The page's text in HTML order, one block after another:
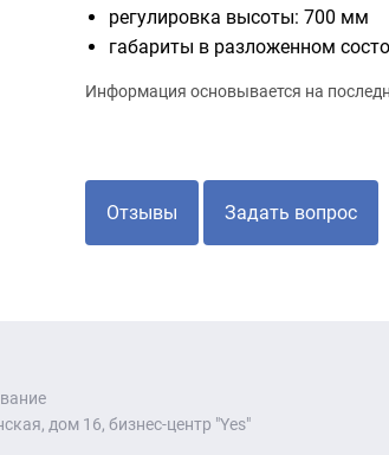
регулировка высоты: 700 мм
габариты в разложенном
Информация основывается на
Отзывы Задать вопрос
дом 16, бизнес-центр "Yes"